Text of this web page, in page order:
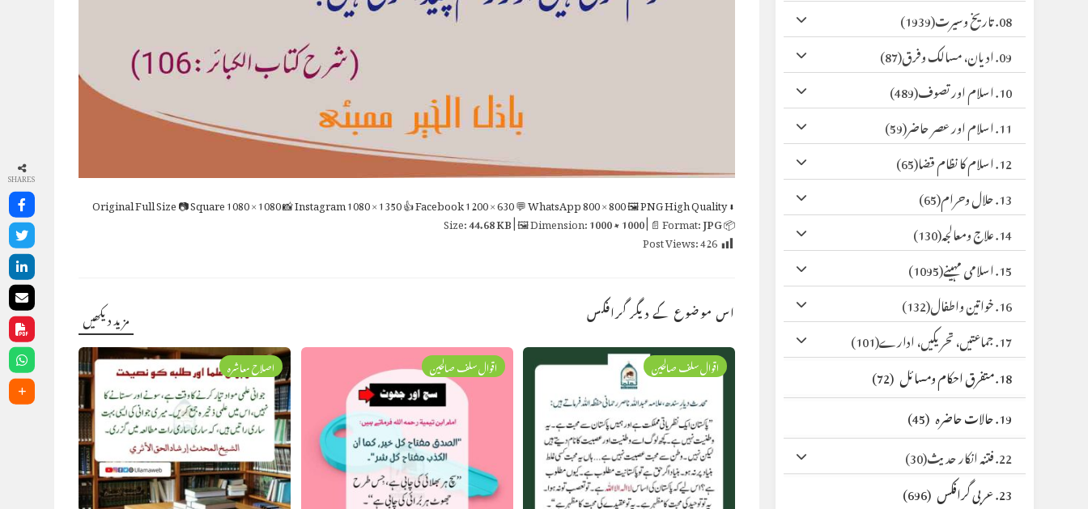
⬇ Original
Full Size📷 Square1080 × 1080📸 Instagram1080 × 1350👍 Facebook1200 × 630💬 WhatsApp800 × 800🖼 PNGHigh Quality
📦 Size:
44.68 KB| 🖼 Dimension:1000 × 1000| 📄 Format:JPG
Post Views:426
اس موضوع کے دیگر گرافکس مزید دیکھیں
اصلاح معاشرہ اقوال سلف صالحین اقوال سلف صالحین
08. تاریخ وسیرت
(1939)
09. ادیان، مسالک وفرق
(87)
10. اسلام اور تصوف
(489)
11. اسلام اور عصر حاضر
(59)
12. اسلام کا نظام قضا
(65)
13. حلال وحرام
(65)
14. علاج ومعالجہ
(130)
15. اسلامی مہینے
(1095)
16. خواتین واطفال
(132)
17. جماعتیں، تحریکیں، ادارے
(101)
18. متفرق احکام ومسائل
(72)
19. حالات حاضرہ
(45)
22. فتنہ انکار حدیث
(30)
23. عربی گرافکس
(696)
SHARES